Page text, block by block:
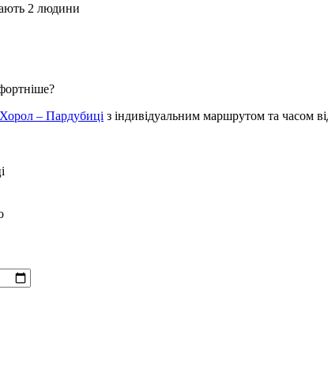
2 людини
– Пардубиці з індивідуальним маршрутом та часом